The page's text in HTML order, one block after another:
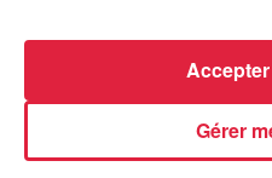
Centre Alsace ainsi qu'une
le jeudi 15 octobre à 20
de Scherwiller (le nombre de
personnes). Seront
fleurs, fruits, légumes, pains,
Gérer